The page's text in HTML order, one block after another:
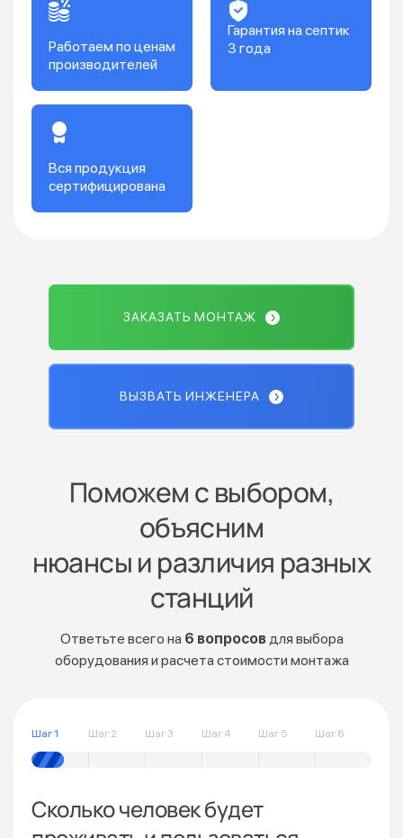
Работаем по ценам
производителей
Гарантия на септик
3 года
Вся продукция
сертифицирована
ЗАКАЗАТЬ МОНТАЖ
ВЫЗВАТЬ ИНЖЕНЕРА
Поможем с выбором,
объясним
нюансы и различия разных
станций
Ответьте всего на 6 вопросовдля выбора
оборудования и расчета стоимости монтажа
Шаг 1 Шаг 2 Шаг 3 Шаг 4 Шаг 5 Шаг 6
Сколько человек будет